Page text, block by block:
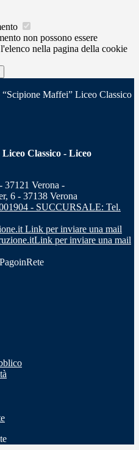
non possono essere
nella pagina della cookie
“Scipione Maffei” Liceo Classico
Classico - Liceo
37121 Verona -
6 - 37138 Verona
- SUCCURSALE: Tel.
Link per inviare una mail
Link per inviare una mail